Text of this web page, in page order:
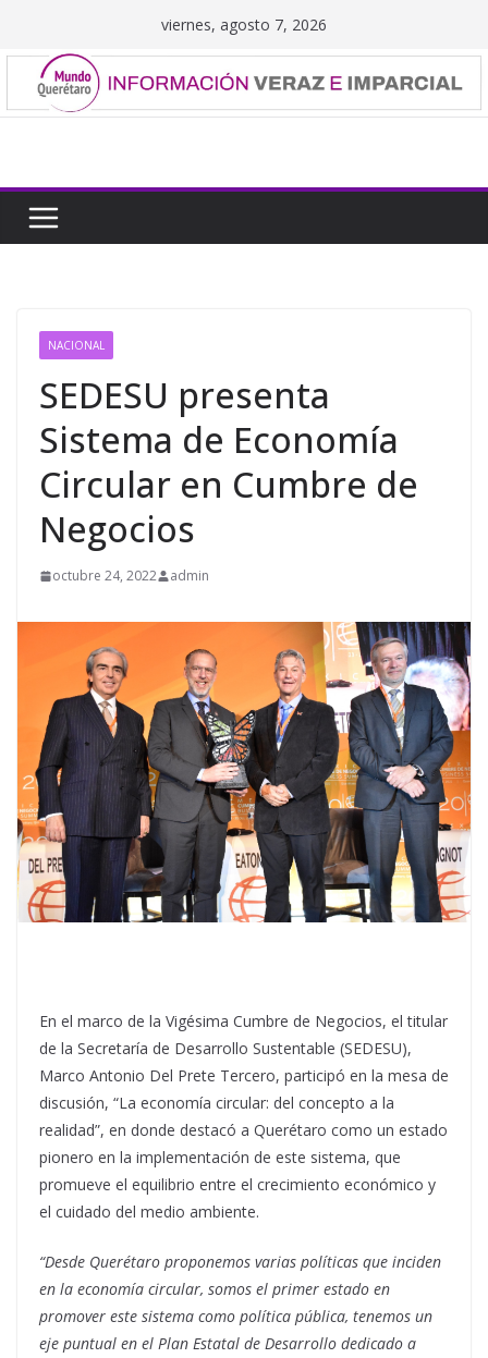
contenido
viernes, agosto 7, 2026
NACIONAL
SEDESU presenta
Sistema de Economía
Circular en Cumbre de
Negocios
octubre 24, 2022 admin
En el marco de la Vigésima Cumbre de Negocios, el titular
de la Secretaría de Desarrollo Sustentable (SEDESU),
Marco Antonio Del Prete Tercero, participó en la mesa de
discusión, “La economía circular: del concepto a la
realidad”, en donde destacó a Querétaro como un estado
pionero en la implementación de este sistema, que
promueve el equilibrio entre el crecimiento económico y
el cuidado del medio ambiente.
“Desde Querétaro proponemos varias políticas que inciden
en la economía circular, somos el primer estado en
promover este sistema como política pública, tenemos un
eje puntual en el Plan Estatal de Desarrollo dedicado a